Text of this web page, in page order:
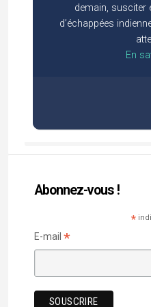
demain, susciter
d’échappées
En
Abonnez-vous !
*
E-mail *